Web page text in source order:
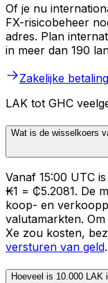
Of je nu
FX-risicobeheer
adres. Plan
in meer dan 190
Zakelijke
LAK tot GHC
Wat is de wisselkoers
Vanaf 15:00 UTC
₭1 = ₵5.2081. De
koop- en
valutamarkten.
Xe zou kosten,
versturen van geld.
Hoeveel is 10.000 LAK